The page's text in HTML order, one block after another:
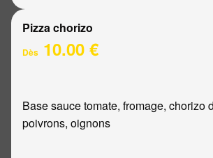
Pizza chorizo
Dès 10.00 €
Base sauce tomate, fromage, chorizo
poivrons, oignons